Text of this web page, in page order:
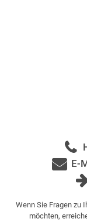
E-
Wenn Sie Fragen zu
möchten,